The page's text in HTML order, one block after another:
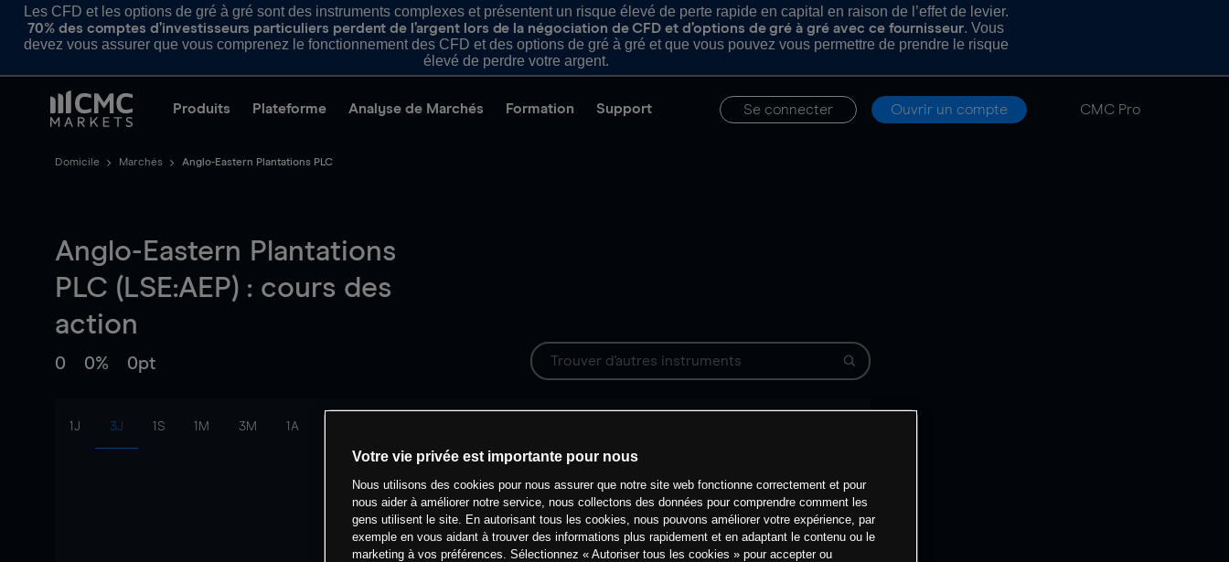
Les CFD et les options de gré à gré sont des instruments complexes et présentent un risque élevé de perte rapide en capital en raison de l’effet de levier.
70% des comptes d’investisseurs particuliers perdent de l’argent lors de la négociation de CFD et d’options de gré à gré avec ce fournisseur. Vous
devez vous assurer que vous comprenez le fonctionnement des CFD et des options de gré à gré et que vous pouvez vous permettre de prendre le risque
élevé de perdre votre argent.
Produits Plateforme Analyse de Marchés Formation Support Se connecter Ouvrir un compte CMC Pro
Domicile Marchés Anglo-Eastern Plantations PLC
Anglo-Eastern Plantations
PLC (LSE:AEP) : cours des
action
0 0% 0pt
1J 3J 1S 1M 3M 1A
Votre vie privée est importante pour nous
Nous utilisons des cookies pour nous assurer que notre site web fonctionne correctement et pour
nous aider à améliorer notre service, nous collectons des données pour comprendre comment les
gens utilisent le site. En autorisant tous les cookies, nous pouvons améliorer votre expérience, par
exemple en vous aidant à trouver des informations plus rapidement et en adaptant le contenu ou le
marketing à vos préférences. Sélectionnez « Autoriser tous les cookies » pour accepter ou